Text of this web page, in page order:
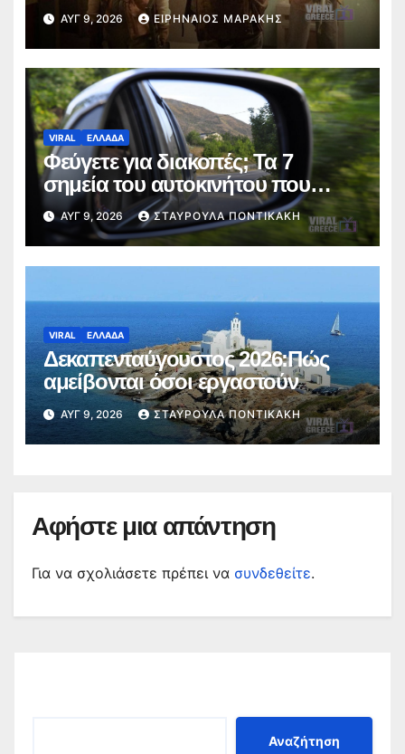
ΑΥΓ 9, 2026 ΕΙΡΗΝΑΊΟΣ ΜΑΡΆΚΗΣ
VIRAL ΕΛΛΑΔΑ
Φεύγετε για διακοπές; Τα 7
σημεία του αυτοκινήτου που
πρέπει να ελέγξετε πριν από το
ταξίδι
ΑΥΓ 9, 2026 ΣΤΑΥΡΟΎΛΑ ΠΟΝΤΙΚΆΚΗ
VIRAL ΕΛΛΑΔΑ
Δεκαπενταύγουστος 2026:Πώς
αμείβονται όσοι εργαστούν
ΑΥΓ 9, 2026 ΣΤΑΥΡΟΎΛΑ ΠΟΝΤΙΚΆΚΗ
Αφήστε μια απάντηση
Για να σχολιάσετε πρέπει να συνδεθείτε.
Αναζήτηση